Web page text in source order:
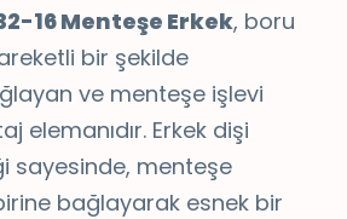
16 Menteşe Erkek, boru
bir şekilde
ve menteşe işlevi
elemanıdır. Erkek dişi
sayesinde, menteşe
bağlayarak esnek bir